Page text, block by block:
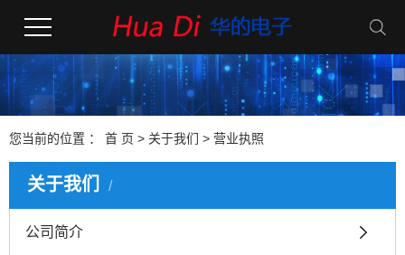
您当前的位置 ： 首 页 > 关于我们 > 营业执照
关于我们
公司简介